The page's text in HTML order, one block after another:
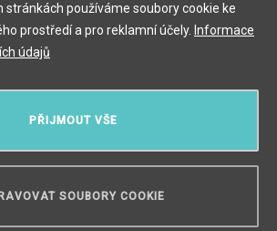
00 Praha 1
PŘIJMOUT VŠE
SOUBORY COOKIE
stránkách používáme soubory cookie ke
prostředí a pro reklamní účely. Informace
údajů